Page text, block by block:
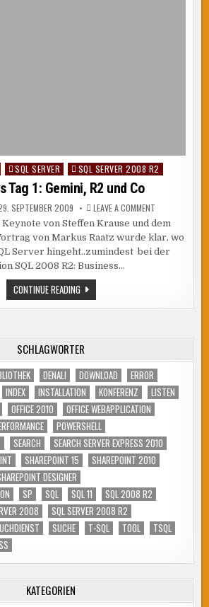
SQL SERVER SQL SERVER 2008 R2
Tag 1: Gemini, R2 und Co
SEPTEMBER 2009 LEAVE A COMMENTON
TAG
1:
GEMINI,
R2
UND
von Steffen Krause und dem
von Markus Raatz wurde klar, wo
Server hingeht..zumindest bei der
SQL 2008 R2: Business…
CONTINUE READINGSQLDAYS
TAG
1:
UND
CO
SCHLAGWÖRTER
DENALI DOWNLOAD
ERROR
INDEX INSTALLATION KONFERENZ
LISTEN
OFFICE 2010
OFFICE WEBAPPLICATION
POWERSHELL
SEARCH
SEARCH SERVER EXPRESS 2010
SHAREPOINT 15
SHAREPOINT 2010
DESIGNER
SP SQL SQL 11
SQL 2008 R2
2008
SQL SERVER 2008 R2
SUCHE T-SQL TOOL
TSQL
KATEGORIEN